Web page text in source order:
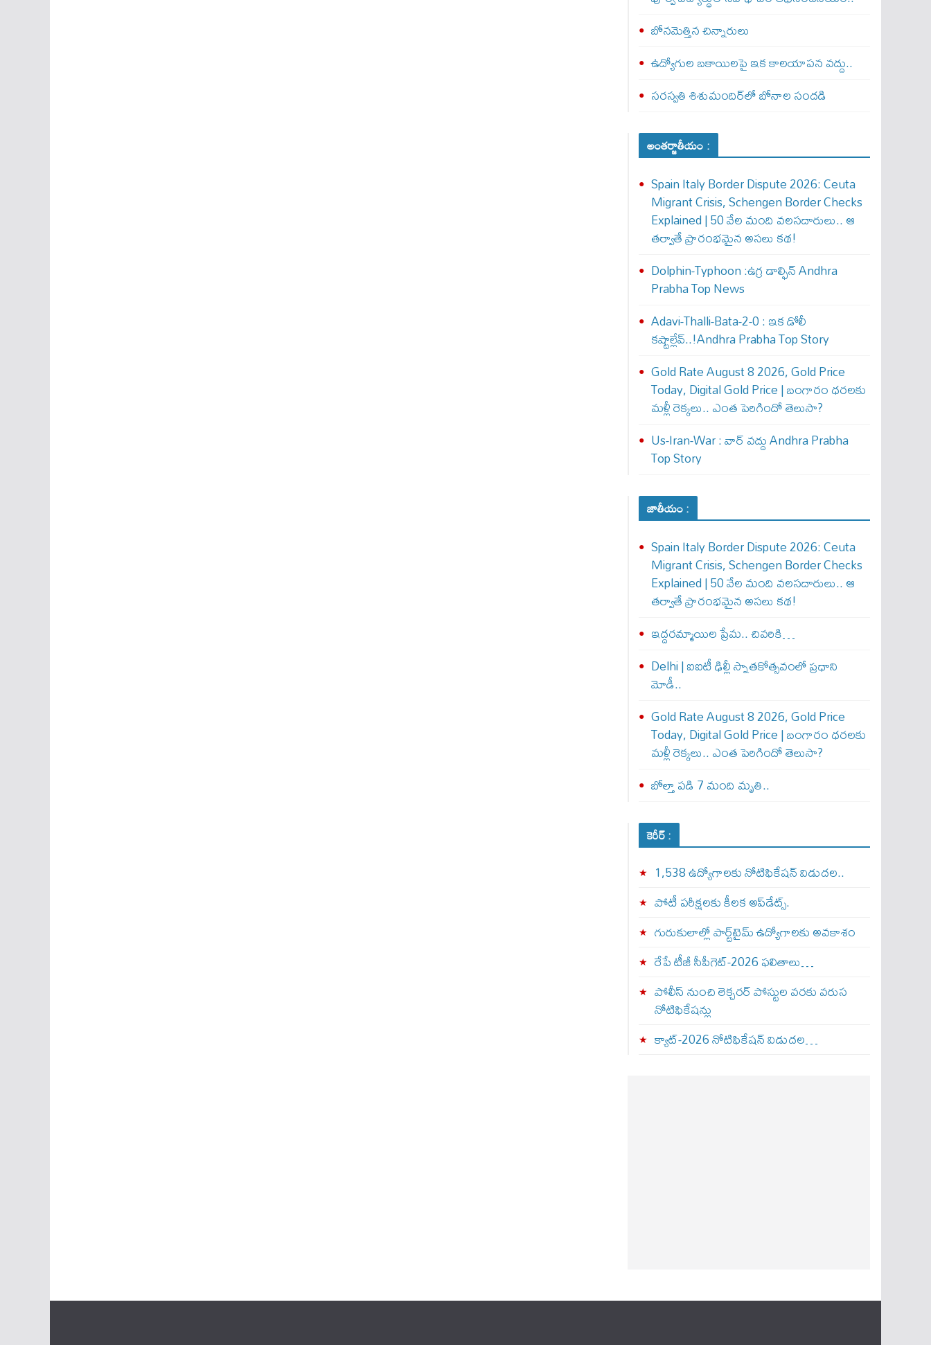
బోన‌మెత్తిన చిన్నారులు
ఉద్యోగుల బకాయిలపై ఇక కాలయాపన వద్దు..
సరస్వతి శిశుమందిర్‌లో బోనాల సందడి
అంతర్జాతీయం :
Spain Italy Border Dispute 2026: Ceuta
Migrant Crisis, Schengen Border Checks
Explained | 50 వేల మంది వలసదారులు.. ఆ
తర్వాతే ప్రారంభ‌మైన అసలు కథ!
Dolphin-Typhoon :ఉగ్ర డాల్ఫిన్ Andhra
Prabha Top News
Adavi-Thalli-Bata-2-0 : ఇక డోలీ
క‌ష్టాల్లేవ్..!Andhra Prabha Top Story
Gold Rate August 8 2026, Gold Price
Today, Digital Gold Price | బంగారం ధరలకు
మళ్లీ రెక్కలు.. ఎంత పెరిగిందో తెలుసా?
Us-Iran-War : వార్ వ‌ద్దు Andhra Prabha
Top Story
జాతీయం :
Spain Italy Border Dispute 2026: Ceuta
Migrant Crisis, Schengen Border Checks
Explained | 50 వేల మంది వలసదారులు.. ఆ
తర్వాతే ప్రారంభ‌మైన అసలు కథ!
ఇద్దరమ్మాయిల ప్రేమ.. చివరికి…
Delhi | ఐఐటీ ఢిల్లీ స్నాతకోత్సవంలో ప్రధాని
మోడీ..
Gold Rate August 8 2026, Gold Price
Today, Digital Gold Price | బంగారం ధరలకు
మళ్లీ రెక్కలు.. ఎంత పెరిగిందో తెలుసా?
బోల్తా పడి 7 మంది మృతి..
కెరీర్ :
1,538 ఉద్యోగాలకు నోటిఫికేషన్ విడుదల..
పోటీ పరీక్షలకు కీలక అప్‌డేట్స్.
గురుకులాల్లో పార్ట్‌టైమ్ ఉద్యోగాలకు అవకాశం
రేపే టీజీ సీపీగెట్‌-2026 ఫలితాలు…
పోలీస్ నుంచి లెక్చరర్ పోస్టుల వరకు వరుస
నోటిఫికేషన్లు
క్యాట్-2026 నోటిఫికేషన్ విడుదల…